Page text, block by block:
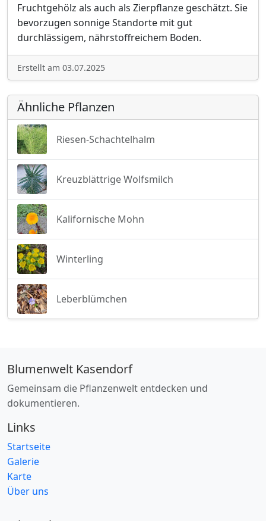
Fruchtgehölz als auch als Zierpflanze geschätzt. Sie
bevorzugen sonnige Standorte mit gut
durchlässigem, nährstoffreichem Boden.
Erstellt am 03.07.2025
Ähnliche Pflanzen
Riesen-Schachtelhalm
Kreuzblättrige Wolfsmilch
Kalifornische Mohn
Winterling
Leberblümchen
Blumenwelt Kasendorf
Gemeinsam die Pflanzenwelt entdecken und
dokumentieren.
Links
Startseite
Galerie
Karte
Über uns